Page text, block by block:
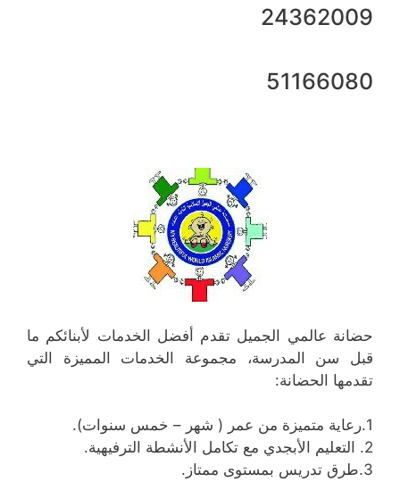
24362009
51166080
حضانة عالمي الجميل تقدم أفضل الخدمات لأبنائكم ما
قبل سن المدرسة، مجموعة الخدمات المميزة التي
تقدمها الحضانة:
1.رعاية متميزة من عمر ( شهر – خمس سنوات).
2. التعليم الأبجدي مع تكامل الأنشطة الترفيهية.
3.طرق تدريس بمستوى ممتاز.